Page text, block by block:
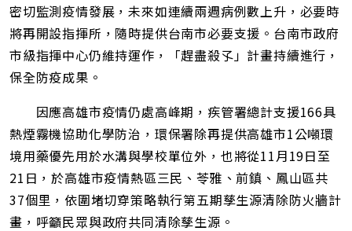
密切監測疫情發展，未來如連續兩週病例數上升，必要時
將再開設指揮所，隨時提供台南市必要支援。台南市政府
市級指揮中心仍維持運作，「趕盡殺孓」計畫持續進行，
保全防疫成果。
因應高雄市疫情仍處高峰期，疾管署總計支援166具
熱煙霧機協助化學防治，環保署除再提供高雄市1公噸環
境用藥優先用於水溝與學校單位外，也將從11月19日至
21日，於高雄市疫情熱區三民、苓雅、前鎮、鳳山區共
37個里，依圍堵切穿策略執行第五期孳生源清除防火牆計
畫，呼籲民眾與政府共同清除孳生源。